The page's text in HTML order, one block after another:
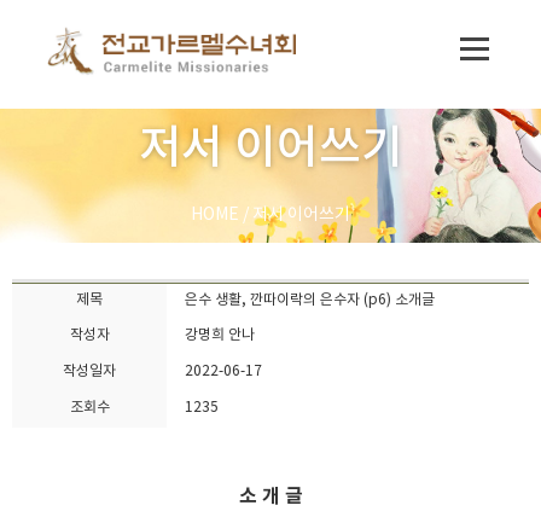
저서 이어쓰기
HOME / 저서 이어쓰기
제목 은수 생활, 깐따이락의 은수자 (p6) 소개글
작성자 강명희 안나
작성일자 2022-06-17
조회수 1235
소 개 글